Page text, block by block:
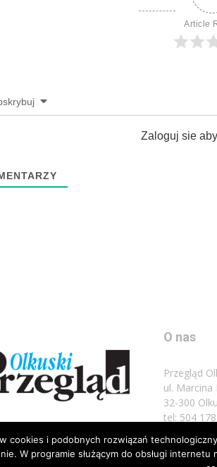
Article
Zaloguj sie
O nas
Przegląd
ul. Marcina
32-300
tel: 504
Napisz do
cookies i podobnych rozwiązań
W programie służącym do obsługi